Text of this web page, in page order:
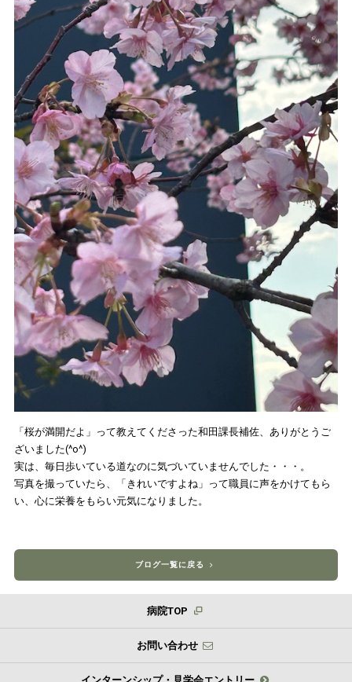
「桜が満開だよ」って教えてくださった和田課長補佐、ありがとうご
ざいました(^o^)
実は、毎日歩いている道なのに気づいていませんでした・・・。
写真を撮っていたら、「きれいですよね」って職員に声をかけてもら
い、心に栄養をもらい元気になりました。
ブログ一覧に戻る
病院TOP
お問い合わせ